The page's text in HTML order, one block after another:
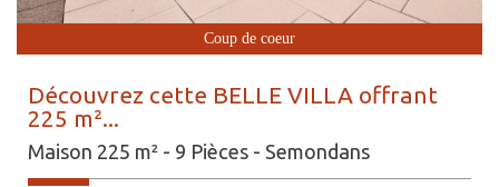
Coup de coeur
Découvrez cette BELLE VILLA offrant
225 m²...
Maison 225 m² - 9 Pièces - Semondans